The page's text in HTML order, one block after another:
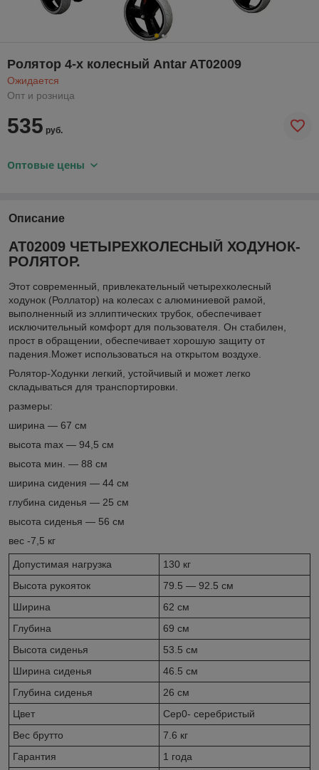
Ролятор 4-х колесный Antar AT02009
Ожидается
Опт и розница
535 руб.
Оптовые цены
Описание
AT02009 ЧЕТЫРЕХКОЛЕСНЫЙ ХОДУНОК-
РОЛЯТОР.
Этот современный, привлекательный четырехколесный
ходунок (Роллатор) на колесах с алюминиевой рамой,
выполненный из эллиптических трубок, обеспечивает
исключительный комфорт для пользователя. Он стабилен,
прост в обращении, обеспечивает хорошую защиту от
падения.Может использоваться на открытом воздухе.
Ролятор-Ходунки легкий, устойчивый и может легко
складываться для транспортировки.
размеры:
ширина — 67 см
высота max — 94,5 см
высота мин. — 88 см
ширина сидения — 44 см
глубина сиденья — 25 см
высота сиденья — 56 см
вес -7,5 кг
Допустимая нагрузка
130 кг
Высота рукояток
79.5 — 92.5 см
Ширина
62 см
Глубина
69 см
Высота сиденья
53.5 см
Ширина сиденья
46.5 см
Глубина сиденья
26 см
Цвет
Сер0- серебристый
Вес брутто
7.6 кг
Гарантия
1 года